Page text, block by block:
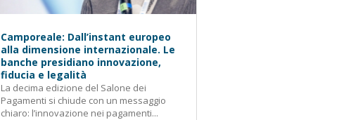
Camporeale: Dall’instant europeo
alla dimensione internazionale. Le
banche presidiano innovazione,
fiducia e legalità
La decima edizione del Salone dei
Pagamenti si chiude con un messaggio
chiaro: l’innovazione nei pagamenti...